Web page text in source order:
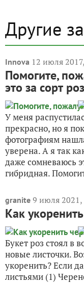
Другие
Innova 12 июля
Помогите,
это за сорт
У меня
прекрасно, но я
фотографиям
уверена. А я так
даже сомневаюсь
гибридная.
granite 9 июля 2021,
Как
Букет роз стоял в
новые листочки.
укоренить? Если
листьями (1)